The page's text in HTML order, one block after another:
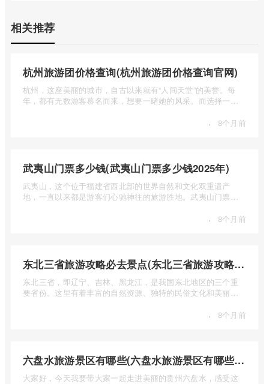
相关推荐
杭州旅游团价格查询(杭州旅游团价格查询官网)
杭州，这座美丽的城市，自古以来就有“人间天堂”的美誉。每
年，都有无数游客慕名而来，想要一睹她的风采。而选择一个
· 8个月前
武夷山门票多少钱(武夷山门票多少钱2025年)
武夷山，这个位于福建省西北部的世界自然和文化双重遗产
地，一直以来都是游客们心驰神往的旅游胜地。武夷山门票多
· 8个月前
东北三省旅游攻略必去景点(东北三省旅游攻略必去景点视频介绍)
东北三省，即辽宁、吉林、黑龙江，是我国东北地区的三个重
要省份。这里有着丰富的自然资源、独特的民俗文化和美丽的
· 8个月前
六盘水旅游景区有哪些(六盘水旅游景区有哪些景点值得去)
大家好，今天我要带大家一起走进美丽的贵州六盘水，感受这